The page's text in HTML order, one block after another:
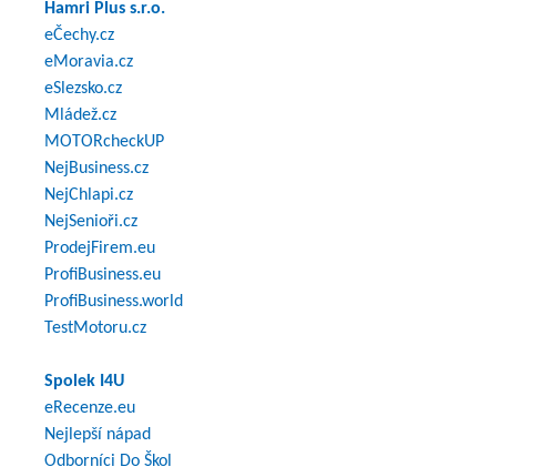
Hamri Plus s.r.o.
eČechy.cz
eMoravia.cz
eSlezsko.cz
Mládež.cz
MOTORcheckUP
NejBusiness.cz
NejChlapi.cz
NejSenioři.cz
ProdejFirem.eu
ProfiBusiness.eu
ProfiBusiness.world
TestMotoru.cz
Spolek I4U
eRecenze.eu
Nejlepší nápad
Odborníci Do Škol